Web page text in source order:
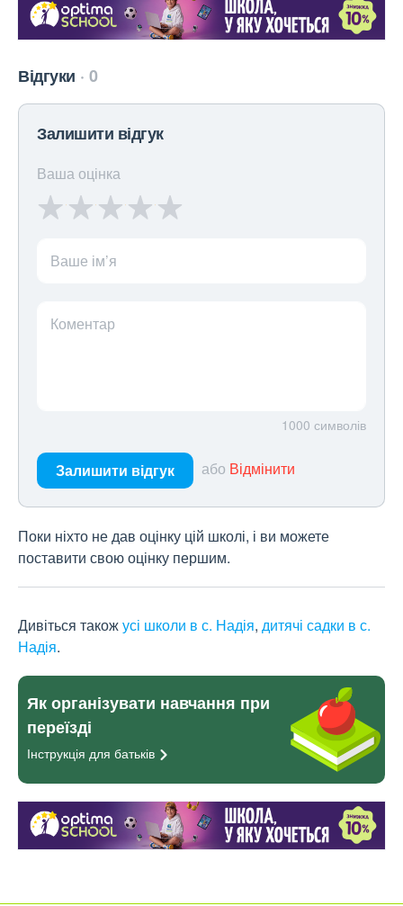
Відгуки 0
Залишити відгук
Ваша оцінка
Ваше ім’я
Коментар
1000 символів
Залишити відгук або Відмінити
Поки ніхто не дав оцінку цій школі, і ви можете
поставити свою оцінку першим.
Дивіться такожусі школи в с. Надія, дитячі садки в с.
Надія.
Як організувати навчання при
переїзді
Інструкція для батьків